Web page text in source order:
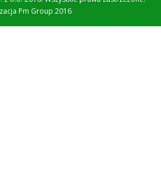
Pm Group 2016